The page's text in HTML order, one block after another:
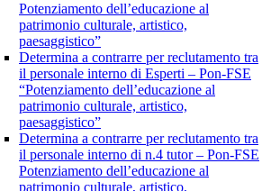
Potenziamento dell’educazione al
patrimonio culturale, artistico,
paesaggistico”
Determina a contrarre per reclutamento tra
il personale interno di Esperti – Pon-FSE
“Potenziamento dell’educazione al
patrimonio culturale, artistico,
paesaggistico”
Determina a contrarre per reclutamento tra
il personale interno di n.4 tutor – Pon-FSE
Potenziamento dell’educazione al
patrimonio culturale, artistico,